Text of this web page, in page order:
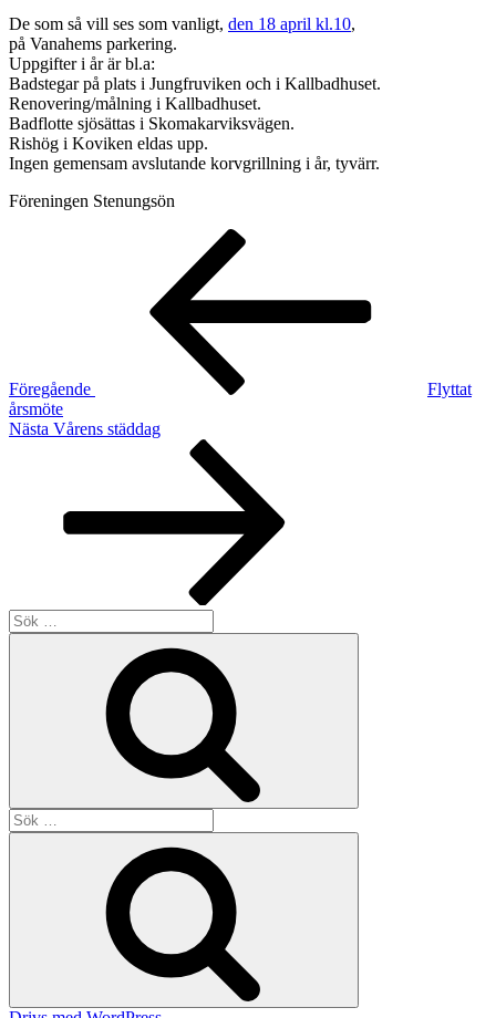
De som så vill ses som vanligt, den 18 april kl.10,
på Vanahems parkering.
Uppgifter i år är bl.a:
Badstegar på plats i Jungfruviken och i Kallbadhuset.
Renovering/målning i Kallbadhuset.
Badflotte sjösättas i Skomakarviksvägen.
Rishög i Koviken eldas upp.
Ingen gemensam avslutande korvgrillning i år, tyvärr.
Föreningen Stenungsön
Inläggsnavigering
Föregående
Flyttat
årsmöte
Nästa
Nästa Vårens städdag
Sök
efter:
Sök
efter: